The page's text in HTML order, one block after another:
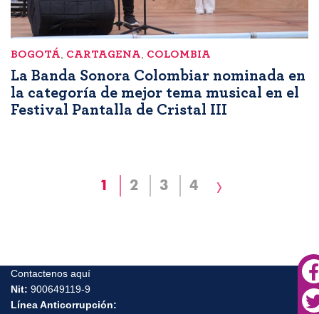
BOGOTÁ CARTAGENA COLOMBIA
La Banda Sonora Colombiar nominada en
la categoría de mejor tema musical en el
Festival Pantalla de Cristal III
Página
1 Page
2 Page
3 Page
4
Siguiente
Contactenos aquí
Nit: 900649119-9
Línea Anticorrupción: